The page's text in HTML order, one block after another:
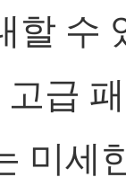
할 수
급
미세